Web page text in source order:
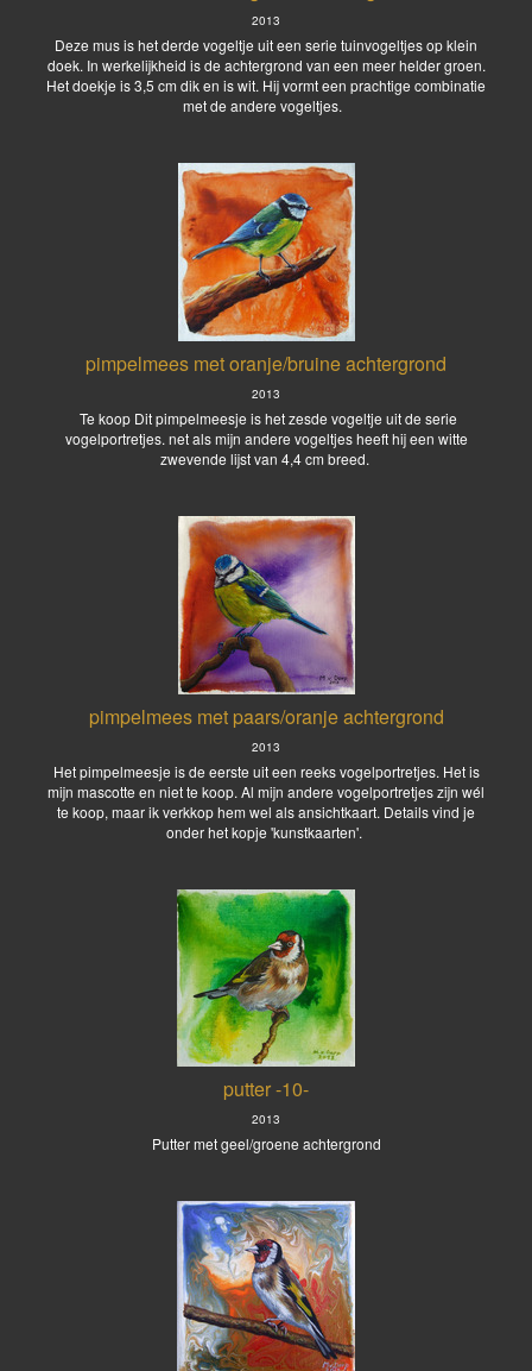
2013
Deze mus is het derde vogeltje uit een serie tuinvogeltjes op klein
doek. In werkelijkheid is de achtergrond van een meer helder groen.
Het doekje is 3,5 cm dik en is wit. Hij vormt een prachtige combinatie
met de andere vogeltjes.
pimpelmees met oranje/bruine achtergrond
2013
Te koop Dit pimpelmeesje is het zesde vogeltje uit de serie
vogelportretjes. net als mijn andere vogeltjes heeft hij een witte
zwevende lijst van 4,4 cm breed.
pimpelmees met paars/oranje achtergrond
2013
Het pimpelmeesje is de eerste uit een reeks vogelportretjes. Het is
mijn mascotte en niet te koop. Al mijn andere vogelportretjes zijn wél
te koop, maar ik verkkop hem wel als ansichtkaart. Details vind je
onder het kopje 'kunstkaarten'.
putter -10-
2013
Putter met geel/groene achtergrond